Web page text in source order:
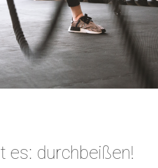
es: durchbeißen!